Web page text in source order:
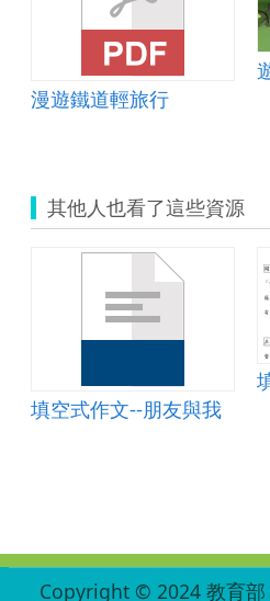
漫遊鐵道輕旅行
其他人也看了這些資源
填空式作文--朋友與我
Copyright © 2024 教育部